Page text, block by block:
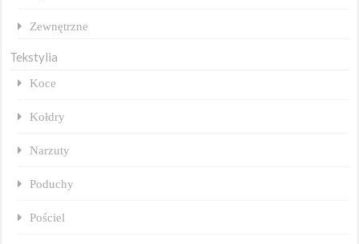
Zewnętrzne
Tekstylia
Koce
Kołdry
Narzuty
Poduchy
Pościel